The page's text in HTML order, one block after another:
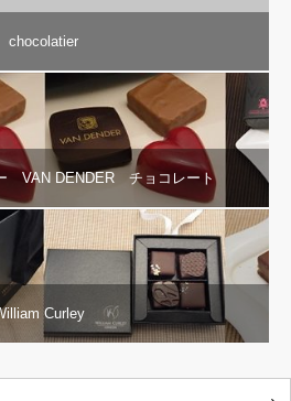
VAN DENDER チョコレート
Curley